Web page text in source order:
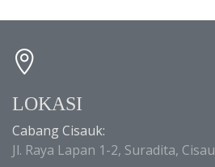
LOKASI
Cabang Cisauk:
Jl. Raya Lapan 1-2, Suradita,